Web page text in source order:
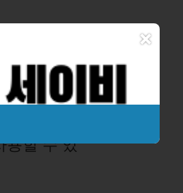
기 있는 피
용할 수 있
×